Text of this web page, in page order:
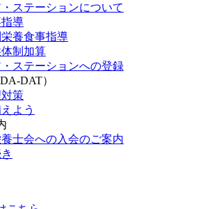
ステーションについて
導
養食事指導
制加算
ステーションへの登録
DAT）
策
よう
士会への入会のご案内